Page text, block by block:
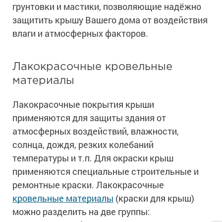
грунтовки и мастики, позволяющие надёжно
защитить крышу Вашего дома от воздействия
влаги и атмосферных факторов.
Лакокрасочные кровельные
материалы
Лакокрасочные покрытия крыши
применяются для защиты здания от
атмосферных воздействий, влажности,
солнца, дождя, резких колебаний
температуры и т.п. Для окраски крыш
применяются специальные строительные и
ремонтные краски. Лакокрасочные
кровельные материалы (краски для крыш)
можно разделить на две группы: